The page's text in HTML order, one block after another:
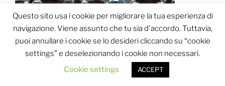
Questo sito usa i cookie per migliorare la tua esperienza di
navigazione. Viene assunto che tu sia d'accordo. Tuttavia,
puoi annullare i cookie se lo desideri cliccando su “cookie
settings” e deselezionando i cookie non necessari.
Cookie settings
ACCEPT